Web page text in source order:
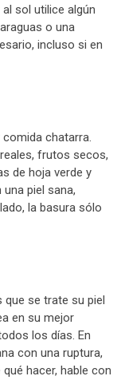
sol utilice algún
o una
incluso si en
chatarra.
frutos secos,
de hoja verde y
piel sana,
la basura sólo
que se trate su piel
en su mejor
los días. En
con una ruptura,
hacer, hable con